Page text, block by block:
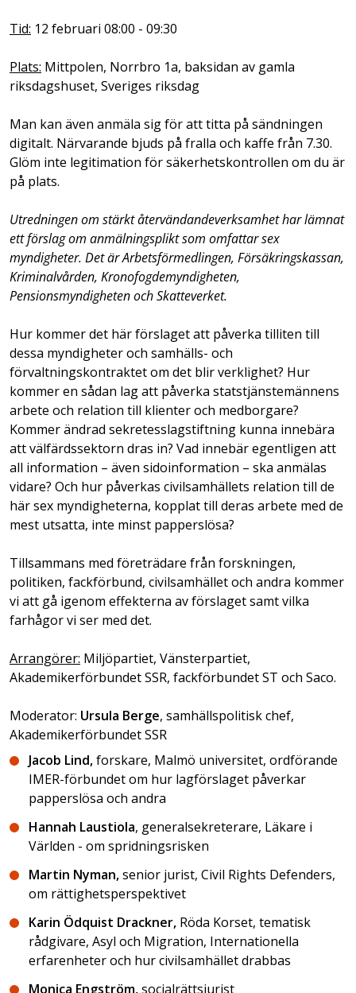
Tid: 12 februari 08:00 - 09:30
Plats: Mittpolen, Norrbro 1a, baksidan av gamla
riksdagshuset, Sveriges riksdag
Man kan även anmäla sig för att titta på sändningen
digitalt. Närvarande bjuds på fralla och kaffe från 7.30.
Glöm inte legitimation för säkerhetskontrollen om du är
på plats.
Utredningen om stärkt återvändandeverksamhet har lämnat
ett förslag om anmälningsplikt som omfattar sex
myndigheter. Det är Arbetsförmedlingen, Försäkringskassan,
Kriminalvården, Kronofogdemyndigheten,
Pensionsmyndigheten och Skatteverket.
Hur kommer det här förslaget att påverka tilliten till
dessa myndigheter och samhälls- och
förvaltningskontraktet om det blir verklighet? Hur
kommer en sådan lag att påverka statstjänstemännens
arbete och relation till klienter och medborgare?
Kommer ändrad sekretesslagstiftning kunna innebära
att välfärdssektorn dras in? Vad innebär egentligen att
all information – även sidoinformation – ska anmälas
vidare? Och hur påverkas civilsamhällets relation till de
här sex myndigheterna, kopplat till deras arbete med de
mest utsatta, inte minst papperslösa?
Tillsammans med företrädare från forskningen,
politiken, fackförbund, civilsamhället och andra kommer
vi att gå igenom effekterna av förslaget samt vilka
farhågor vi ser med det.
Arrangörer: Miljöpartiet, Vänsterpartiet,
Akademikerförbundet SSR, fackförbundet ST och Saco.
Moderator: Ursula Berge, samhällspolitisk chef,
Akademikerförbundet SSR
Jacob Lind,forskare, Malmö universitet, ordförande
IMER-förbundet om hur lagförslaget påverkar
papperslösa och andra
Hannah Laustiola, generalsekreterare, Läkare i
Världen - om spridningsrisken
Martin Nyman,senior jurist, Civil Rights Defenders,
om rättighetsperspektivet
Karin Ödquist Drackner, Röda Korset, tematisk
rådgivare, Asyl och Migration, Internationella
erfarenheter och hur civilsamhället drabbas
Monica Engström,socialrättsjurist